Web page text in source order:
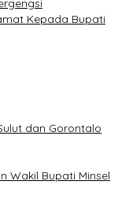
Kepada Bupati
dan Gorontalo
Wakil Bupati Minsel